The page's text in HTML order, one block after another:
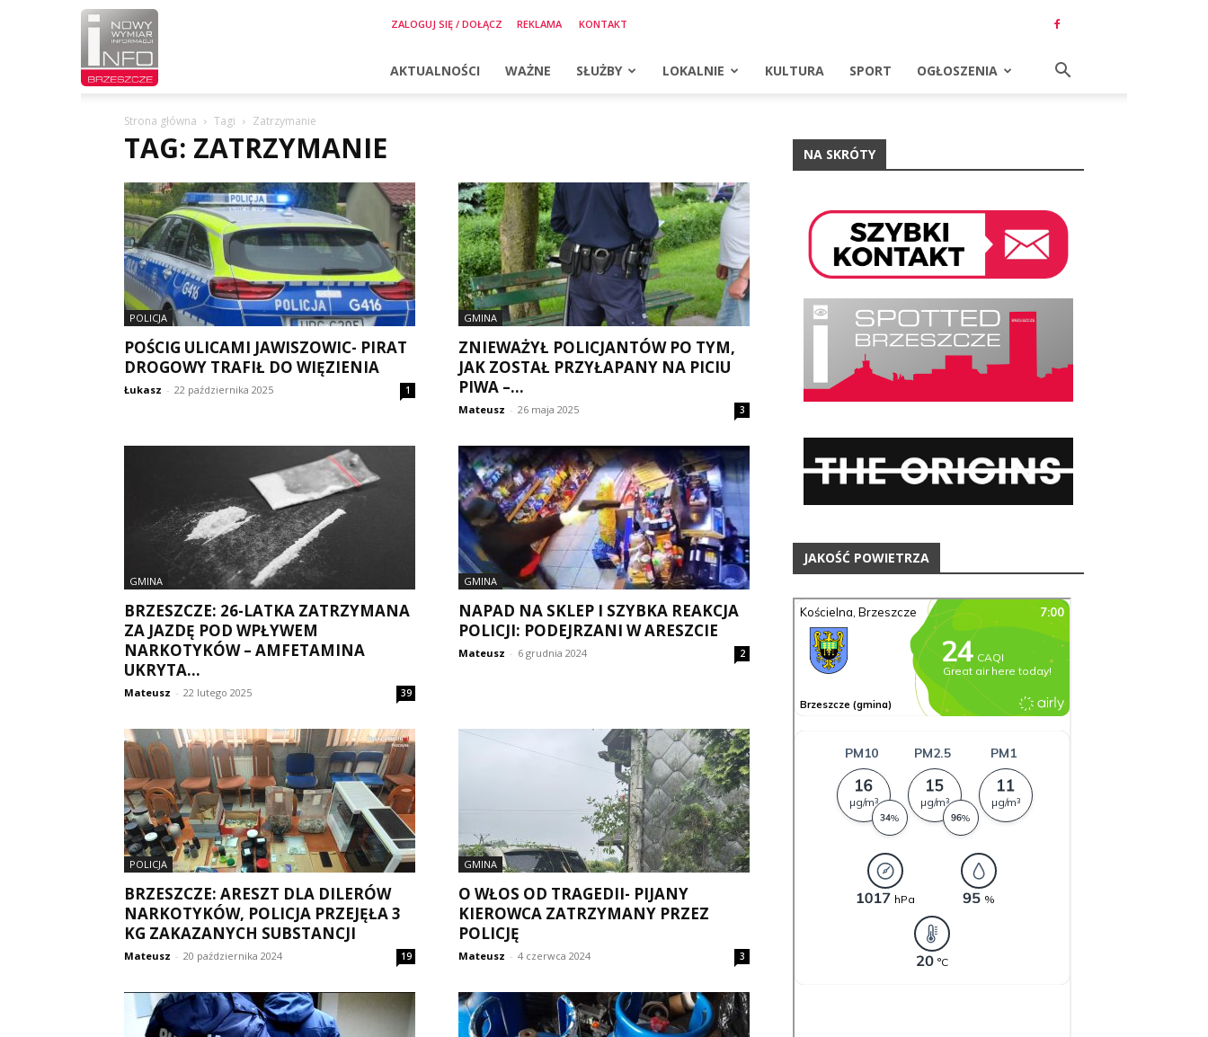
InfoBrzeszcze.pl
ZALOGUJ SIĘ / DOŁĄCZ REKLAMA KONTAKT
AKTUALNOŚCI WAŻNE SŁUŻBY LOKALNIE KULTURA SPORT OGŁOSZENIA
Strona główna Tagi Zatrzymanie
TAG: ZATRZYMANIE
POLICJA
POŚCIG ULICAMI JAWISZOWIC- PIRAT
DROGOWY TRAFIŁ DO WIĘZIENIA
Łukasz - 22 października 2025 1
GMINA
ZNIEWAŻYŁ POLICJANTÓW PO TYM,
JAK ZOSTAŁ PRZYŁAPANY NA PICIU
PIWA –...
Mateusz - 26 maja 2025 3
GMINA
BRZESZCZE: 26-LATKA ZATRZYMANA
ZA JAZDĘ POD WPŁYWEM
NARKOTYKÓW – AMFETAMINA
UKRYTA...
Mateusz - 22 lutego 2025 39
GMINA
NAPAD NA SKLEP I SZYBKA REAKCJA
POLICJI: PODEJRZANI W ARESZCIE
Mateusz - 6 grudnia 2024 2
POLICJA
BRZESZCZE: ARESZT DLA DILERÓW
NARKOTYKÓW, POLICJA PRZEJĘŁA 3
KG ZAKAZANYCH SUBSTANCJI
Mateusz - 20 października 2024 19
GMINA
O WŁOS OD TRAGEDII- PIJANY
KIEROWCA ZATRZYMANY PRZEZ
POLICJĘ
Mateusz - 4 czerwca 2024 3
NA SKRÓTY
JAKOŚĆ POWIETRZA